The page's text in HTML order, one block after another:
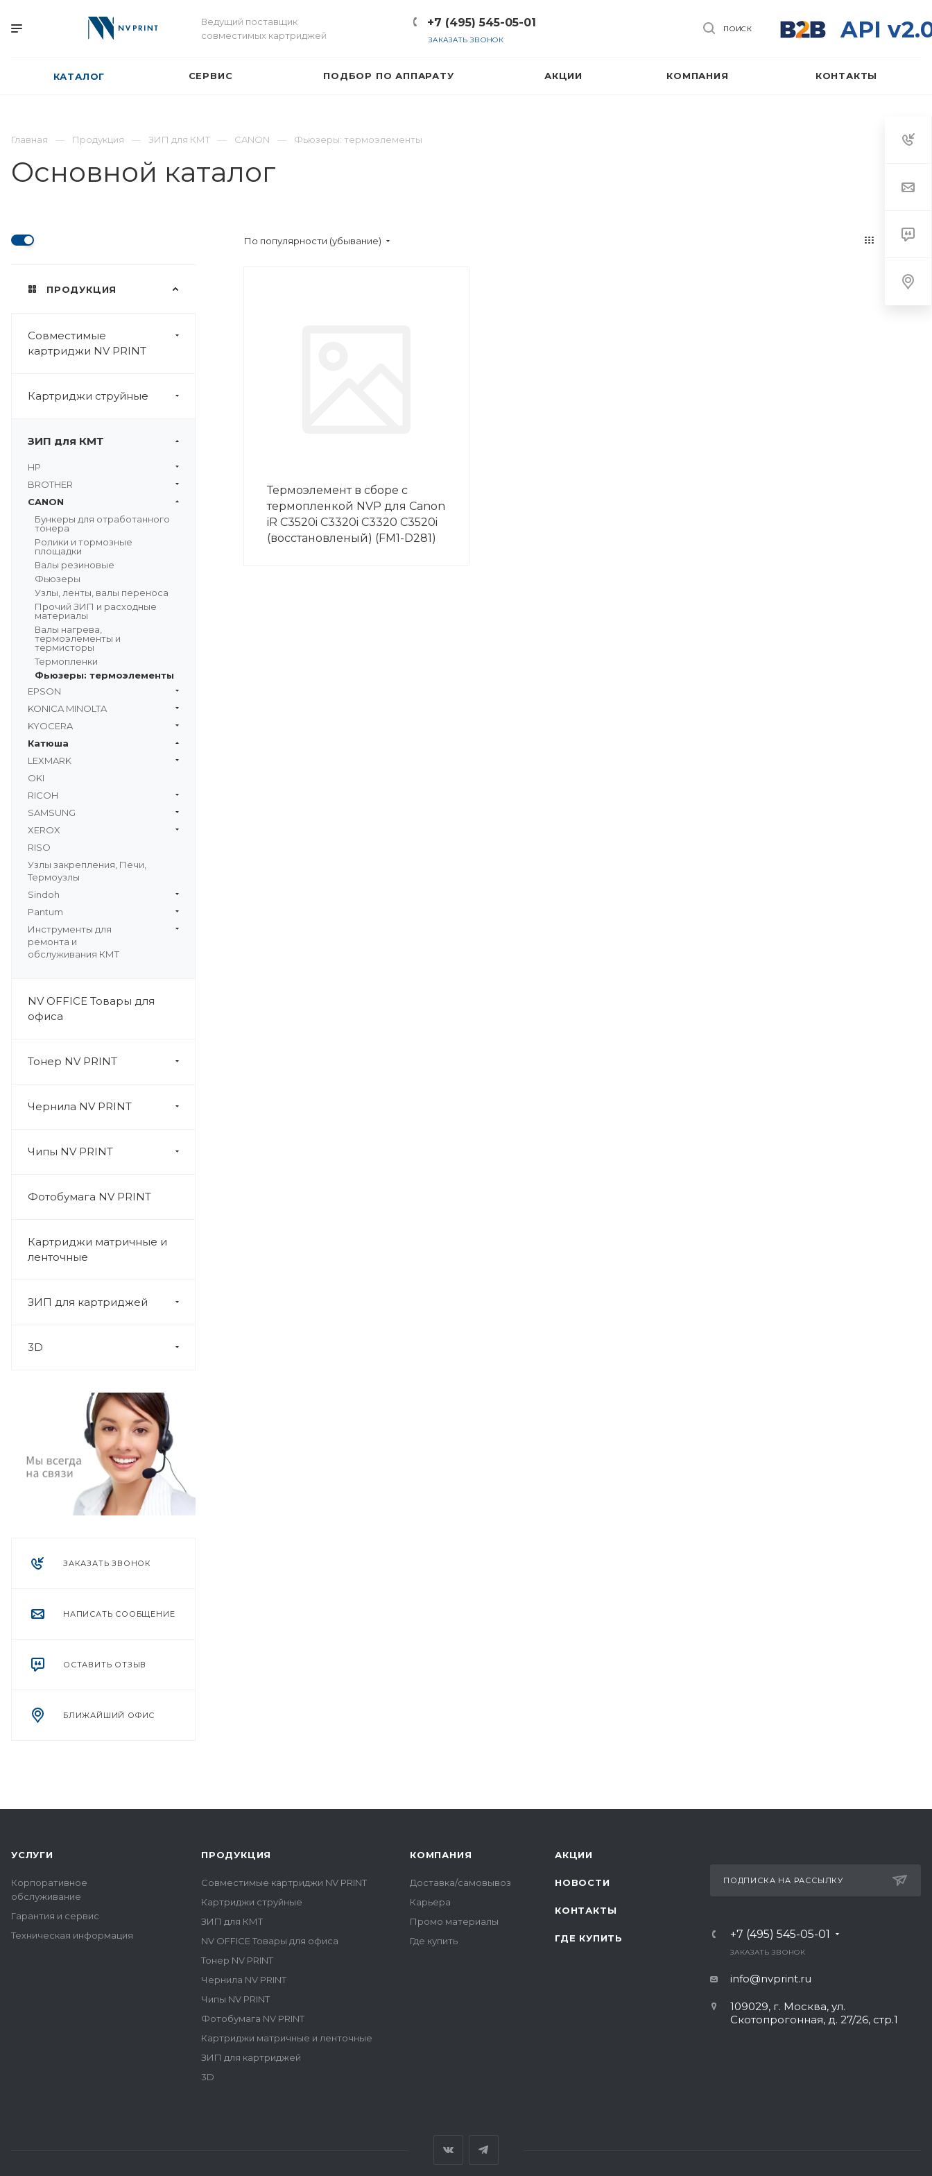
Ведущий поставщик
совместимых картриджей
+7 (495) 545-05-01
ЗАКАЗАТЬ ЗВОНОК API
ПОИСК
КАТАЛОГ СЕРВИС ПОДБОР ПО АППАРАТУ АКЦИИ КОМПАНИЯ КОНТАКТЫ
Главная Продукция ЗИП для КМТ CANON Фьюзеры: термоэлементы
Основной каталог
ПРОДУКЦИЯ
Совместимые
картриджи NV PRINT
Картриджи струйные
ЗИП для КМТ
HP
BROTHER
CANON
Бункеры для отработанного
тонера
Ролики и тормозные
площадки
Валы резиновые
Фьюзеры
Узлы, ленты, валы переноса
Прочий ЗИП и расходные
материалы
Валы нагрева,
термоэлементы и
термисторы
Термопленки
Фьюзеры: термоэлементы
EPSON
KONICA MINOLTA
KYOCERA
Катюша
LEXMARK
OKI
RICOH
SAMSUNG
XEROX
RISO
Узлы закрепления, Печи,
Термоузлы
Sindoh
Pantum
Инструменты для
ремонта и
обслуживания КМТ
NV OFFICE Товары для
офиса
Тонер NV PRINT
Чернила NV PRINT
Чипы NV PRINT
Фотобумага NV PRINT
Картриджи матричные и
ленточные
ЗИП для картриджей
3D
ЗАКАЗАТЬ ЗВОНОК
НАПИСАТЬ СООБЩЕНИЕ
ОСТАВИТЬ ОТЗЫВ
БЛИЖАЙШИЙ ОФИС
По популярности (убывание)
Термоэлемент в сборе с
термопленкой NVP для Canon
iR C3520i C3320i C3320 C3520i
(восстановленый) (FM1-D281)
УСЛУГИ
Корпоративное
обслуживание
Гарантия и сервис
Техническая информация
ПРОДУКЦИЯ
Совместимые картриджи NV PRINT
Картриджи струйные
ЗИП для КМТ
NV OFFICE Товары для офиса
Тонер NV PRINT
Чернила NV PRINT
Чипы NV PRINT
Фотобумага NV PRINT
Картриджи матричные и ленточные
ЗИП для картриджей
3D
КОМПАНИЯ
Доставка/самовывоз
Карьера
Промо материалы
Где купить
АКЦИИ
НОВОСТИ
КОНТАКТЫ
ГДЕ КУПИТЬ
ПОДПИСКА НА РАССЫЛКУ
+7 (495) 545-05-01
ЗАКАЗАТЬ ЗВОНОК
info@nvprint.ru
109029, г. Москва, ул.
Скотопрогонная, д. 27/26, стр.1